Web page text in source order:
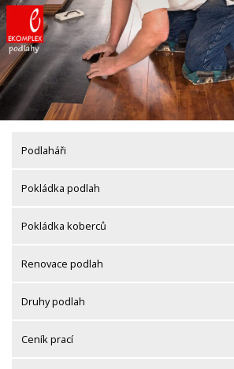
Skip
to
content
Podlaháři
Pokládka podlah
Pokládka koberců
Renovace podlah
Druhy podlah
Ceník prací